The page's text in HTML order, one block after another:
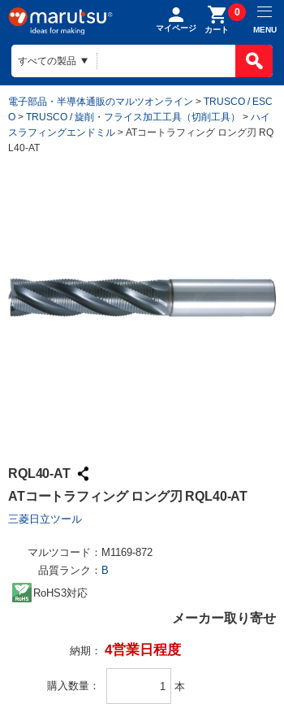
マイページ カート
0
MENU
電子部品・半導体通販のマルツオンライン > TRUSCO / ESC
O > TRUSCO / 旋削・フライス加工工具（切削工具） > ハイ
スラフィングエンドミル > ATコートラフィング ロング刃 RQ
L40-AT
RQL40-AT
ATコートラフィング ロング刃 RQL40-AT
三菱日立ツール
マルツコード： M1169-872
品質ランク： B
RoHS3対応
メーカー取り寄せ
納期： 4営業日程度
購入数量 本